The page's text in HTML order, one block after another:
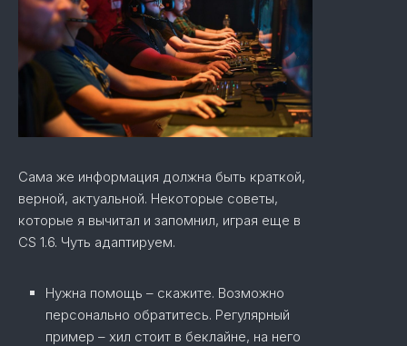
Сама же информация должна быть краткой,
верной, актуальной. Некоторые советы,
которые я вычитал и запомнил, играя еще в
CS 1.6. Чуть адаптируем.
Нужна помощь – скажите. Возможно
персонально обратитесь. Регулярный
пример – хил стоит в беклайне, на него